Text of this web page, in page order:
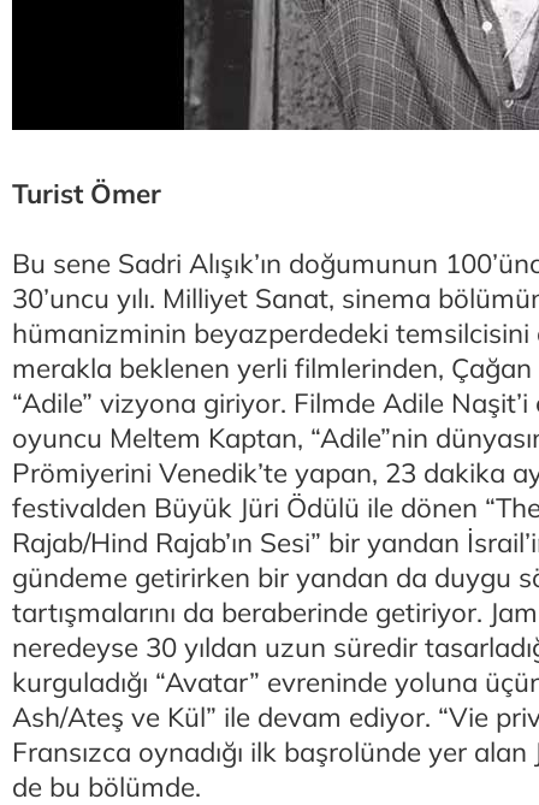
Turist Ömer
Bu sene Sadri Alışık’ın doğumunun
30’uncu yılı. Milliyet Sanat, sinema
hümanizminin beyazperdedeki temsilcisini
merakla beklenen yerli filmlerinden, Çağan
“Adile” vizyona giriyor. Filmde Adile
oyuncu Meltem Kaptan, “Adile”nin
Prömiyerini Venedik’te yapan, 23 dakika
festivalden Büyük Jüri Ödülü ile dönen
Rajab/Hind Rajab’ın Sesi” bir yandan
gündeme getirirken bir yandan da duygu
tartışmalarını da beraberinde getiriyor.
neredeyse 30 yıldan uzun süredir
kurguladığı “Avatar” evreninde yoluna
Ash/Ateş ve Kül” ile devam ediyor. “Vie
Fransızca oynadığı ilk başrolünde yer
de bu bölümde.